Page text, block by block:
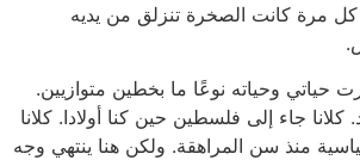
مرة كانت الصخرة تنزلق من يديه
حياتي وحياته نوعًا ما بخطين متوازيين.
كلانا جاء إلى فلسطين حين كنا أولادا. كلانا
منذ سن المراهقة. ولكن هنا ينتهي وجه